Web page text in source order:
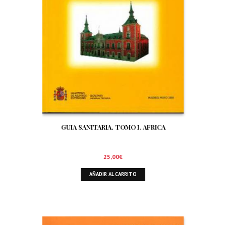
GUIA SANITARIA. TOMO I. AFRICA
25,00€
AÑADIR AL CARRITO